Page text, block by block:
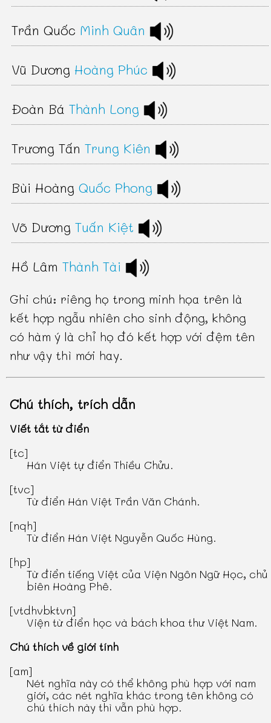
Trần Quốc Minh Quân
Vũ Dương Hoàng Phúc
Đoàn BáThành Long
Trương TấnTrung Kiên
Bùi HoàngQuốc Phong
Võ DươngTuấn Kiệt
Hồ LâmThành Tài
Ghi chú: riêng họ trong minh họa trên là
kết hợp ngẫu nhiên cho sinh động, không
có hàm ý là chỉ họ đó kết hợp với đệm tên
như vậy thì mới hay.
Chú thích, trích dẫn
Viết tắt từ điển
[tc]
Hán Việt tự điển Thiều Chửu.
[tvc]
Từ điển Hán Việt Trần Văn Chánh.
[nqh]
Từ điển Hán Việt Nguyễn Quốc Hùng.
[hp]
Từ điển tiếng Việt của Viện Ngôn Ngữ Học, chủ
biên Hoàng Phê.
[vtdhvbktvn]
Viện từ điển học và bách khoa thư Việt Nam.
Chú thích về giới tính
[am]
Nét nghĩa này có thể không phù hợp với nam
giới, các nét nghĩa khác trong tên không có
chú thích này thì vẫn phù hợp.